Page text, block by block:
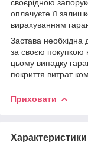
своєрідною
оплачуєте її
вирахуванням
Застава необхідна
за своєю покупкою
цьому випадку
покриття витрат
Приховати
Характеристики